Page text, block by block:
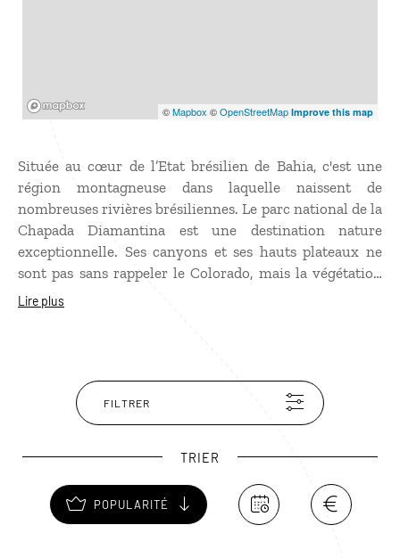
©Mapbox ©OpenStreetMap Improve this map
Située au cœur de l’Etat brésilien de Bahia, c'est une
région montagneuse dans laquelle naissent de
nombreuses rivières brésiliennes. Le parc national de la
Chapada Diamantina est une destination nature
exceptionnelle. Ses canyons et ses hauts plateaux ne
sont pas sans rappeler le Colorado, mais la végétation
exubérante, où se détachent d’incroyables orchidées,
autour de la jolie ville coloniale de Lençois.
Lire plus
FILTRER
TRIER
POPULARITÉ